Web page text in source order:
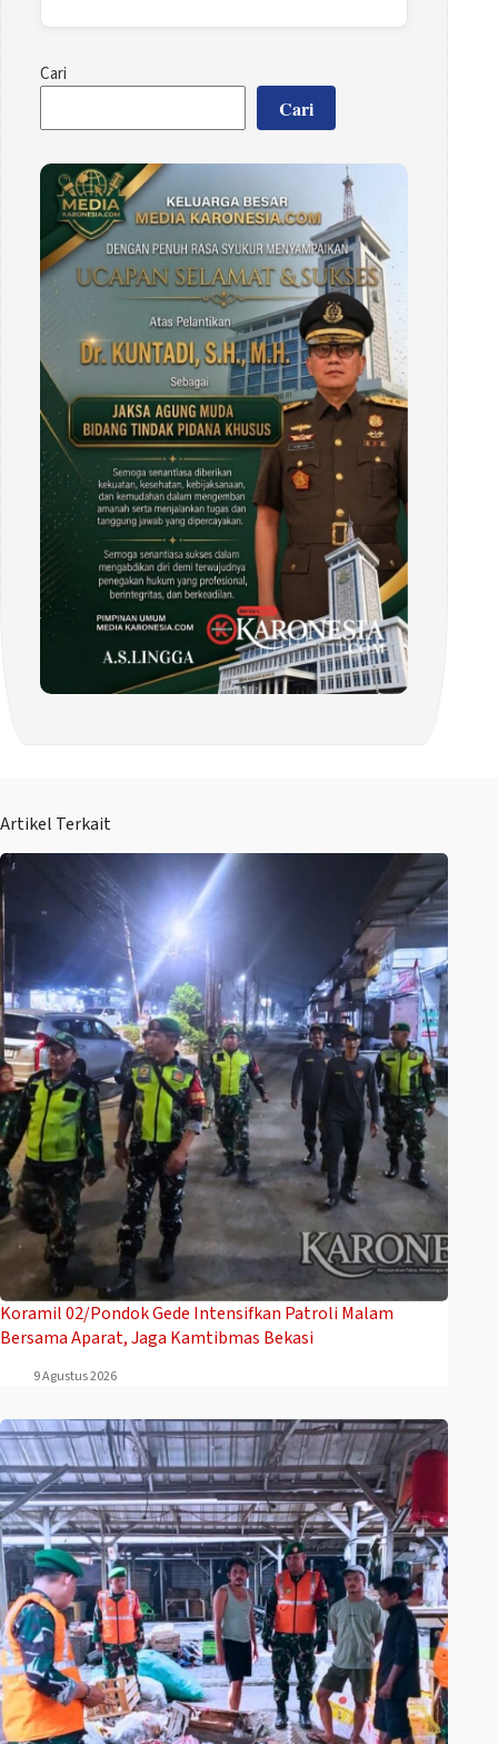
Cari
Cari
Artikel Terkait
Koramil 02/Pondok Gede Intensifkan Patroli Malam
Bersama Aparat, Jaga Kamtibmas Bekasi
9 Agustus 2026